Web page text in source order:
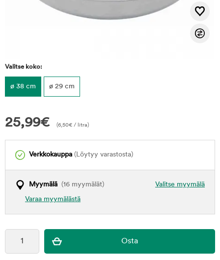
Valitse koko:
ø 38 cm ø 29 cm
25,99€ (6,50€ / litra)
Verkkokauppa (Löytyy varastosta)
Valitse myymälä
Myymälä (16 myymälät)
Varaa myymälästä